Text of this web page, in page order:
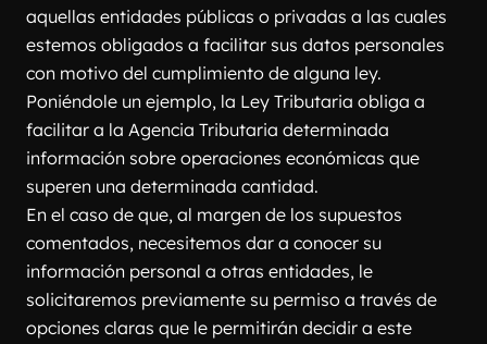
aquellas entidades públicas o privadas a las cuales
estemos obligados a facilitar sus datos personales
con motivo del cumplimiento de alguna ley.
Poniéndole un ejemplo, la Ley Tributaria obliga a
facilitar a la Agencia Tributaria determinada
información sobre operaciones económicas que
superen una determinada cantidad.
En el caso de que, al margen de los supuestos
comentados, necesitemos dar a conocer su
información personal a otras entidades, le
solicitaremos previamente su permiso a través de
opciones claras que le permitirán decidir a este